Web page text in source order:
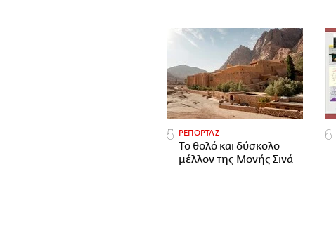
ΡΕΠΟΡΤΑΖ
Το θολό και δύσκολο
μέλλον της Μονής Σινά